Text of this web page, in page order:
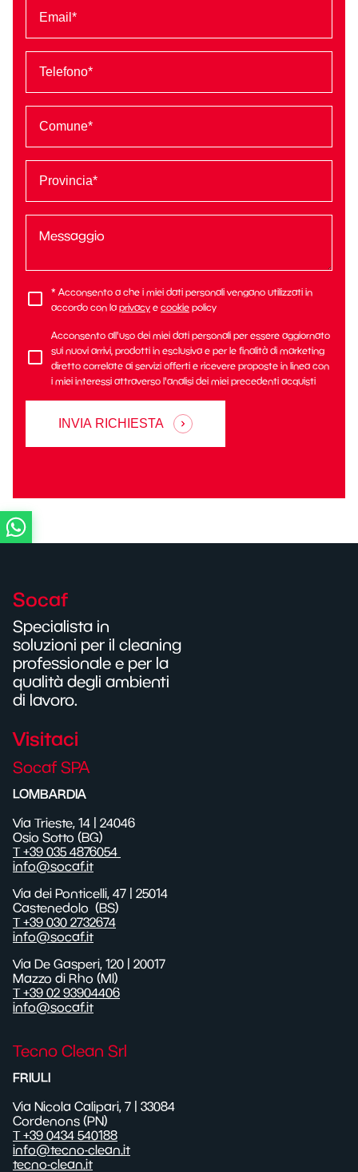
* Acconsento a che i miei dati personali vengano utilizzati in
accordo con la privacy e cookie policy
Acconsento all'uso dei miei dati personali per essere aggiornato
sui nuovi arrivi, prodotti in esclusiva e per le finalità di marketing
diretto correlate ai servizi offerti e ricevere proposte in linea con
i miei interessi attraverso l'analisi dei miei precedenti acquisti
INVIA RICHIESTA
Socaf
Specialista in
soluzioni per il cleaning
professionale e per la
qualità degli ambienti
di lavoro.
Visitaci
Socaf SPA
LOMBARDIA
Via Trieste, 14 | 24046
Osio Sotto (BG)
T +39 035 4876054
info@socaf.it
Via dei Ponticelli, 47
| 25014
Castenedolo (BS)
T +39 030 2732674
info@socaf.it
Via De Gasperi, 120 | 20017
Mazzo di Rho (MI)
T +39 02 93904406
info@socaf.it
Tecno Clean Srl
FRIULI
Via Nicola Calipari, 7 | 33084
Cordenons (PN)
T +39 0434 540188
info@tecno-clean.it
tecno-clean.it